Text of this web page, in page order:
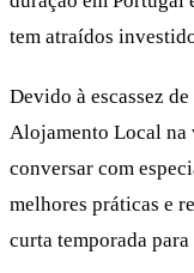
tem atraídos
Devido à escassez
Alojamento Local na
conversar com
melhores práticas e
curta temporada